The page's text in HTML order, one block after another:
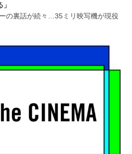
の裏話が続々…35ミリ映写機が現役